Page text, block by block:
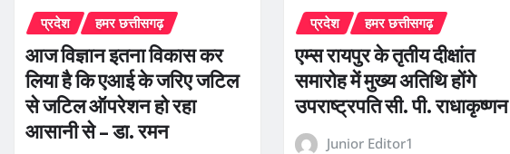
प्रदेश हमर छत्तीसगढ़
आज विज्ञान इतना विकास कर
लिया है कि एआई के जरिए जटिल
से जटिल ऑपरेशन हो रहा
आसानी से – डा. रमन
प्रदेश हमर छत्तीसगढ़
एम्स रायपुर के तृतीय दीक्षांत
समारोह में मुख्य अतिथि होंगे
उपराष्ट्रपति सी. पी. राधाकृष्णन
Junior Editor1